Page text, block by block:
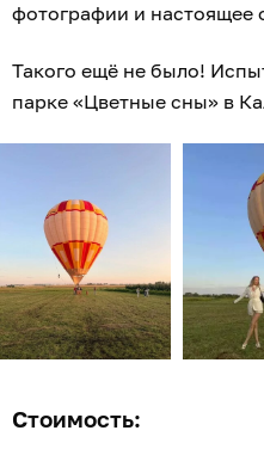
фотографии и
Такого ещё не было!
парке «Цветные сны» в
Стоимость: